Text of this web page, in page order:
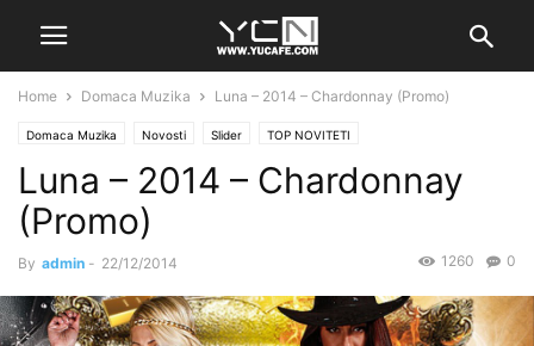
Home Domaca Muzika Luna – 2014 – Chardonnay (Promo)
Domaca Muzika Novosti Slider TOP NOVITETI
Luna – 2014 – Chardonnay
(Promo)
By admin - 22/12/2014 0
1260